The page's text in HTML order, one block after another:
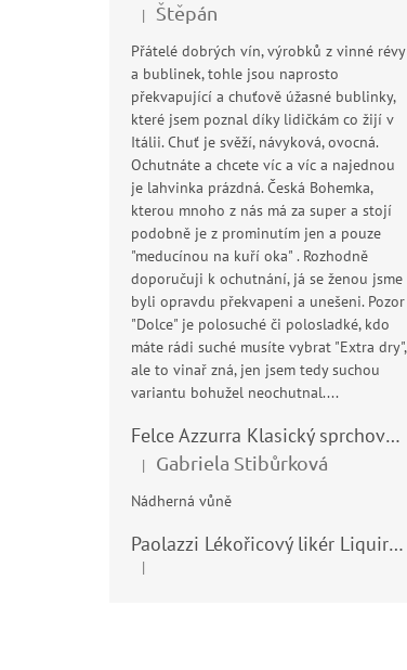
Hodnocení produktu je 5 z 5 hvězdiček.
| Štěpán
Přátelé dobrých vín, výrobků z vinné révy
a bublinek, tohle jsou naprosto
překvapující a chuťově úžasné bublinky,
které jsem poznal díky lidičkám co žijí v
Itálii. Chuť je svěží, návyková, ovocná.
Ochutnáte a chcete víc a víc a najednou
je lahvinka prázdná. Česká Bohemka,
kterou mnoho z nás má za super a stojí
podobně je z prominutím jen a pouze
"meducínou na kuří oka" . Rozhodně
doporučuji k ochutnání, já se ženou jsme
byli opravdu překvapeni a unešeni. Pozor
"Dolce" je polosuché či polosladké, kdo
máte rádi suché musíte vybrat "Extra dry",
ale to vinař zná, jen jsem tedy suchou
variantu bohužel neochutnal....
Felce Azzurra Klasický sprchový gel - doccia gel 400ml
Hodnocení produktu je 5 z 5 hvězdiček.
| Gabriela Stibůrková
Nádherná vůně
Paolazzi Lékořicový likér Liquirizia 24% 0,7L
Hodnocení produktu je 5 z 5 hvězdiček.
|